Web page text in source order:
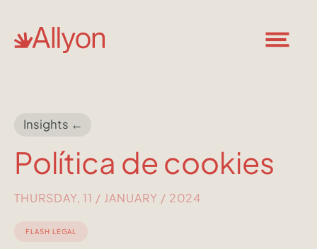
Insights ←
Política de cookies
THURSDAY, 11 / JANUARY / 2024
FLASH LEGAL